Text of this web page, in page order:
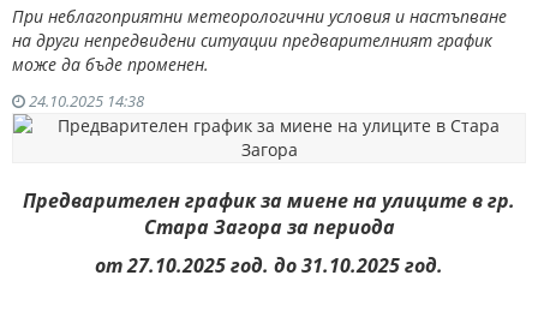
При неблагоприятни метеорологични условия и настъпване
на други непредвидени ситуации предварителният график
може да бъде променен.
24.10.2025 14:38
Предварителен график за миене на улиците в гр.
Стара Загора за периода
от 27.10.2025 год. до 31.10.2025 год.